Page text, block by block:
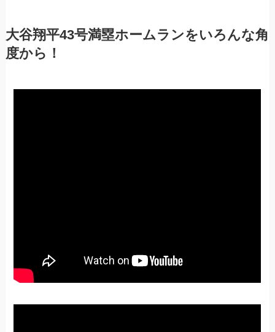
大谷翔平43号満塁ホームランをいろんな角
度から！